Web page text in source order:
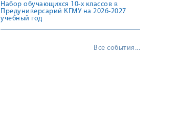
Набор обучающихся 10-х классов в
Предуниверсарий КГМУ на 2026-2027
учебный год
Все события...